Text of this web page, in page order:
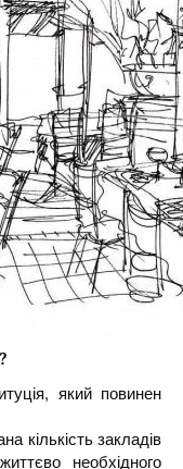
який повинен
кількість закладів
необхідного